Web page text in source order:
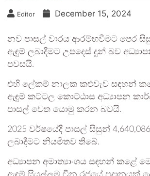
Editor December 15, 2024
නව පාසල් වාරය ආරම්භවීමට පෙර
ඇඳුම් ලබාදීමට උපදෙස් දුන් බව
පවසයි.
එහි ලේකම් නාලක කළුවැව සඳහන්
ඇඳුම් කට්ටල කොට්ඨාස අධ්‍යාපන
පාසල් වෙත යොමු කරන බවයි.
2025 වර්ෂයේදී පාසල් සිසුන්
ලබාදීමට නියමිතව තිබේ.
අධ්‍යාපන අමාත්‍යාංශය සඳහන් කළේ